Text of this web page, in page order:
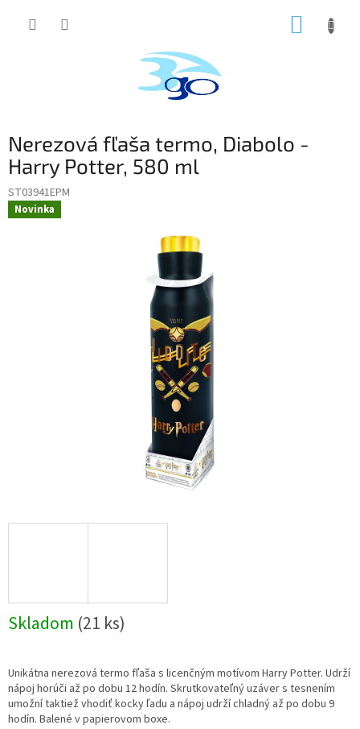
Nerezová fľaša termo, Diabolo -
Harry Potter, 580 ml
ST03941EPM
Novinka
Skladom (21 ks)
Unikátna nerezová termo fľaša s licenčným motívom Harry Potter. Udrží
nápoj horúči až po dobu 12 hodín. Skrutkovateľný uzáver s tesnením
umožní taktiež vhodiť kocky ľadu a nápoj udrží chladný až po dobu 9
hodín. Balené v papierovom boxe.